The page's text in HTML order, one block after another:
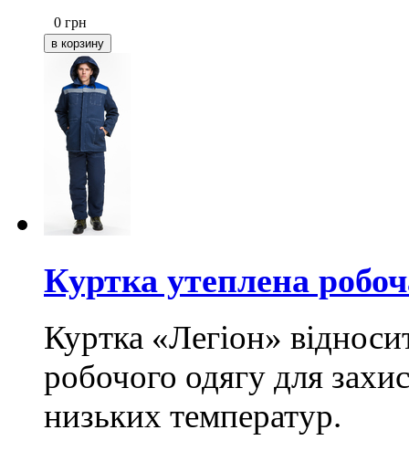
0 грн
Куртка утеплена
Куртка «Легіон»
робочого одягу для
низьких температур.